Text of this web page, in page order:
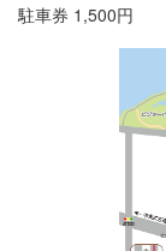
駐車券 1,500円